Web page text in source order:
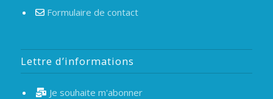
Formulaire de contact
Lettre d’informations
Je souhaite m'abonner